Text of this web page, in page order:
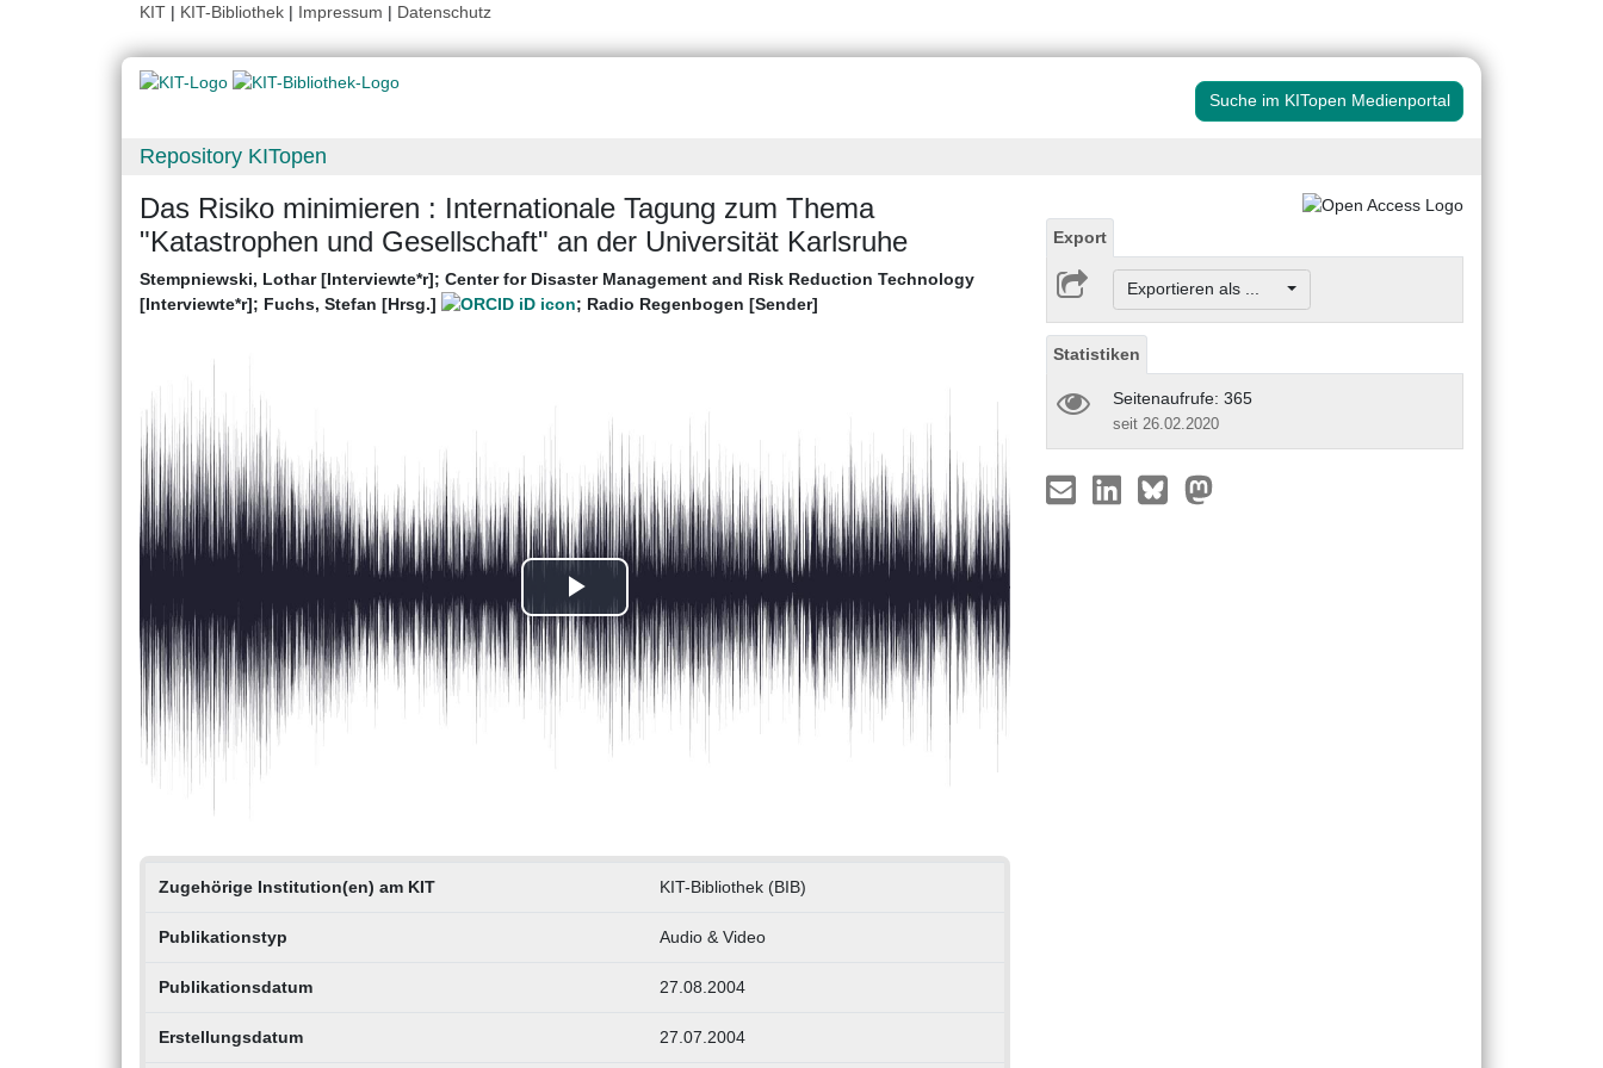
KIT | KIT-Bibliothek | Impressum | Datenschutz
Suche im KITopen Medienportal
Repository KITopen
Das Risiko minimieren : Internationale Tagung zum Thema
"Katastrophen und Gesellschaft" an der Universität Karlsruhe
Stempniewski, Lothar [Interviewte*r]; Center for Disaster Management and Risk Reduction Technology
[Interviewte*r]; Fuchs, Stefan [Hrsg.] ; Radio Regenbogen [Sender]
Play
Video
Zugehörige Institution(en) am KIT KIT-Bibliothek (BIB)
Publikationstyp Audio & Video
Publikationsdatum 27.08.2004
Erstellungsdatum 27.07.2004
Export
Exportieren als ...
Statistiken
Seitenaufrufe: 365
seit 26.02.2020